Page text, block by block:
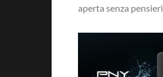
aperta senza pensieri